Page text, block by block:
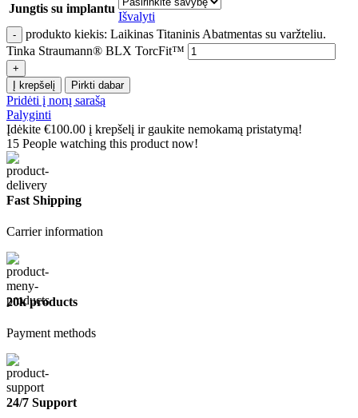
Jungtis su implantu
Išvalyti
produkto kiekis: Laikinas Titaninis Abatmentas su varžteliu.
Tinka Straumann® BLX TorcFit™
Į krepšelį Pirkti dabar
Pridėti į norų sarašą
Palyginti
Įdėkite €100.00 į krepšelį ir gaukite nemokamą pristatymą!
15 People watching this product now!
Fast Shipping
Carrier information
20k products
Payment methods
24/7 Support